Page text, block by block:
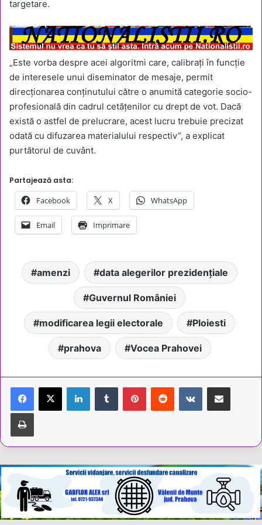
targetare.
„Este vorba despre acei algoritmi care, calibrați în funcție
de interesele unui diseminator de mesaje, permit
direcționarea conținutului către o anumită categorie socio-
profesională din cadrul cetățenilor cu drept de vot. Dacă
există o astfel de prelucrare, acest lucru trebuie precizat
odată cu difuzarea materialului respectiv”, a explicat
purtătorul de cuvânt.
Partajează asta:
Facebook X WhatsApp
Email Imprimare
amenzi data alegerilor prezidențiale
Guvernul României
modificarea legii electorale Ploiesti
prahova Vocea Prahovei
LinkedInTumblr PinterestReddit VKontakteShare via Email
Tipărește